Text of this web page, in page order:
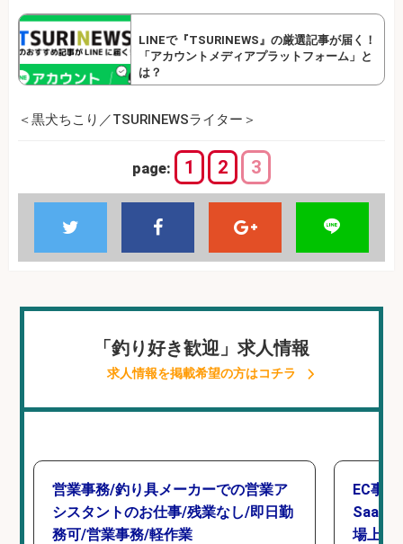
LINEで『TSURINEWS』の厳選記事が届く！
「アカウントメディアプラットフォーム」と
は？
＜黒犬ちこり／TSURINEWSライター＞
page: 1 2 3
「釣り好き歓迎」求人情報
求人情報を掲載希望の方はコチラ
営業事務/釣り具メーカーでの営業ア
シスタントのお仕事/残業なし/即日勤
務可/営業事務/軽作業
EC事
SaaS
場上場